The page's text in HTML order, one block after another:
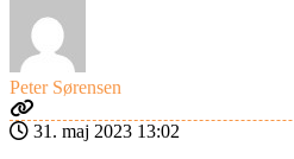
Peter Sørensen
31. maj 2023 13:02